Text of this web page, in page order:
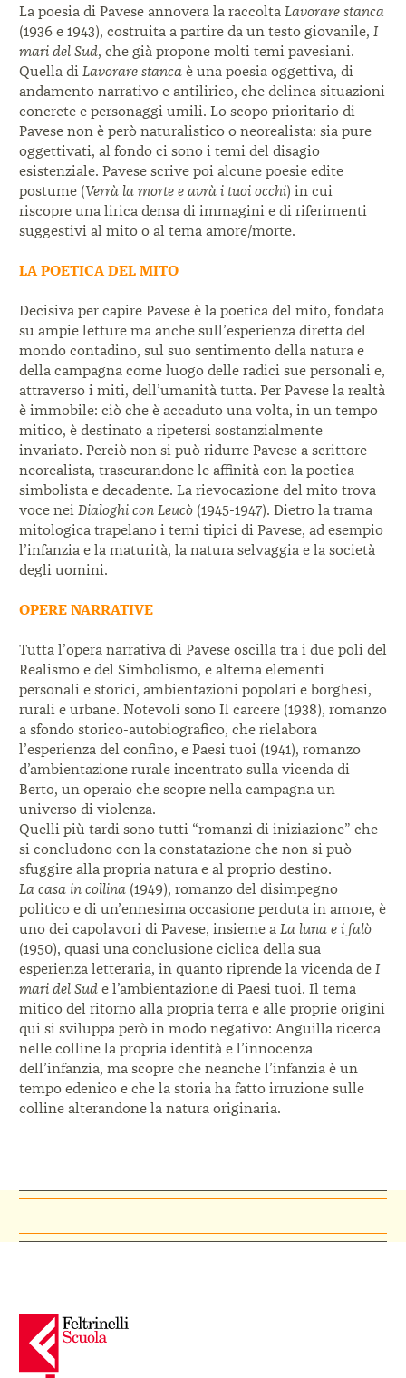
La poesia di Pavese annovera la raccolta Lavorare stanca
(1936 e 1943), costruita a partire da un testo giovanile, I
mari del Sud, che già propone molti temi pavesiani.
Quella di Lavorare stanca è una poesia oggettiva, di
andamento narrativo e antilirico, che delinea situazioni
concrete e personaggi umili. Lo scopo prioritario di
Pavese non è però naturalistico o neorealista: sia pure
oggettivati, al fondo ci sono i temi del disagio
esistenziale. Pavese scrive poi alcune poesie edite
postume (Verrà la morte e avrà i tuoi occhi) in cui
riscopre una lirica densa di immagini e di riferimenti
suggestivi al mito o al tema amore/morte.
LA POETICA DEL MITO
Decisiva per capire Pavese è la poetica del mito, fondata
su ampie letture ma anche sull’esperienza diretta del
mondo contadino, sul suo sentimento della natura e
della campagna come luogo delle radici sue personali e,
attraverso i miti, dell’umanità tutta. Per Pavese la realtà
è immobile: ciò che è accaduto una volta, in un tempo
mitico, è destinato a ripetersi sostanzialmente
invariato. Perciò non si può ridurre Pavese a scrittore
neorealista, trascurandone le affinità con la poetica
simbolista e decadente. La rievocazione del mito trova
voce nei Dialoghi con Leucò (1945-1947). Dietro la trama
mitologica trapelano i temi tipici di Pavese, ad esempio
l’infanzia e la maturità, la natura selvaggia e la società
degli uomini.
OPERE NARRATIVE
Tutta l’opera narrativa di Pavese oscilla tra i due poli del
Realismo e del Simbolismo, e alterna elementi
personali e storici, ambientazioni popolari e borghesi,
rurali e urbane. Notevoli sono Il carcere (1938), romanzo
a sfondo storico-autobiografico, che rielabora
l’esperienza del confino, e Paesi tuoi (1941), romanzo
d’ambientazione rurale incentrato sulla vicenda di
Berto, un operaio che scopre nella campagna un
universo di violenza.
Quelli più tardi sono tutti “romanzi di iniziazione” che
si concludono con la constatazione che non si può
sfuggire alla propria natura e al proprio destino.
La casa in collina (1949), romanzo del disimpegno
politico e di un’ennesima occasione perduta in amore, è
uno dei capolavori di Pavese, insieme a La luna e i falò
(1950), quasi una conclusione ciclica della sua
esperienza letteraria, in quanto riprende la vicenda de I
mari del Sud e l’ambientazione di Paesi tuoi. Il tema
mitico del ritorno alla propria terra e alle proprie origini
qui si sviluppa però in modo negativo: Anguilla ricerca
nelle colline la propria identità e l’innocenza
dell’infanzia, ma scopre che neanche l’infanzia è un
tempo edenico e che la storia ha fatto irruzione sulle
colline alterandone la natura originaria.